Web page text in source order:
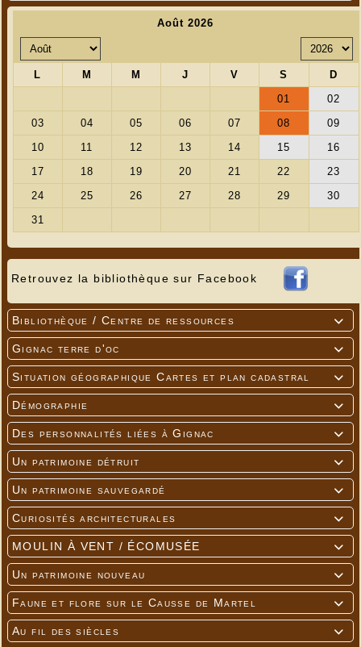
Retrouvez la bibliothèque sur Facebook

Bibliothèque / Centre de ressources

Gignac terre d'oc

Situation géographique Cartes et plan cadastral

Démographie

Des personnalités liées à Gignac

Un patrimoine détruit

Un patrimoine sauvegardé

Curiosités architecturales

MOULIN À VENT / ÉCOMUSÉE

Un patrimoine nouveau

Faune et flore sur le Causse de Martel

Au fil des siècles